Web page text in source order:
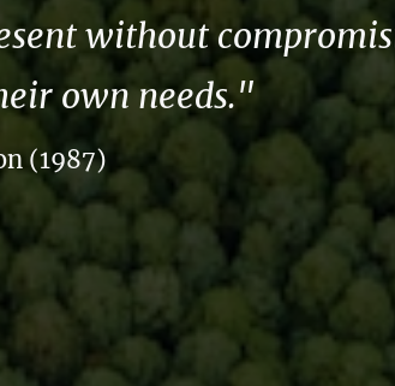
without
own needs."
(1987)